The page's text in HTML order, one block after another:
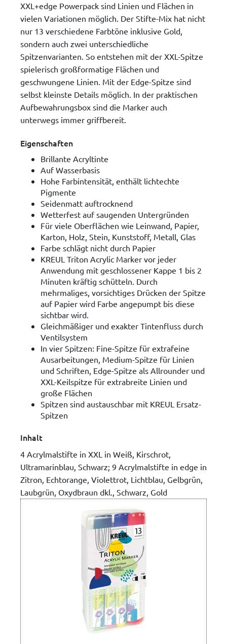
XXL+edge Powerpack sind Linien und Flächen in
vielen Variationen möglich. Der Stifte-Mix hat nicht
nur 13 verschiedene Farbtöne inklusive Gold,
sondern auch zwei unterschiedliche
Spitzenvarianten. So entstehen mit der XXL-Spitze
spielerisch großformatige Flächen und
geschwungene Linien. Mit der Edge-Spitze sind
selbst kleinste Details möglich. In der praktischen
Aufbewahrungsbox sind die Marker auch
unterwegs immer griffbereit.
Eigenschaften
Brillante Acryltinte
Auf Wasserbasis
Hohe Farbintensität, enthält lichtechte
Pigmente
Seidenmatt auftrocknend
Wetterfest auf saugenden Untergründen
Für viele Oberflächen wie Leinwand, Papier,
Karton, Holz, Stein, Kunststoff, Metall, Glas
Farbe schlägt nicht durch Papier
KREUL Triton Acrylic Marker vor jeder
Anwendung mit geschlossener Kappe 1 bis 2
Minuten kräftig schütteln. Durch
mehrmaliges, vorsichtiges Drücken der Spitze
auf Papier wird Farbe angepumpt bis diese
sichtbar wird.
Gleichmäßiger und exakter Tintenfluss durch
Ventilsystem
In vier Spitzen: Fine-Spitze für extrafeine
Ausarbeitungen, Medium-Spitze für Linien
und Schriften, Edge-Spitze als Allrounder und
XXL-Keilspitze für extrabreite Linien und
große Flächen
Spitzen sind austauschbar mit KREUL Ersatz-
Spitzen
Inhalt
4 Acrylmalstifte in XXL in Weiß, Kirschrot,
Ultramarinblau, Schwarz; 9 Acrylmalstifte in edge in
Zitron, Echtorange, Violettrot, Lichtblau, Gelbgrün,
Laubgrün, Oxydbraun dkl., Schwarz, Gold